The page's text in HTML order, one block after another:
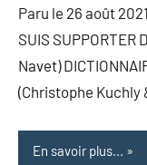
Paru le 26 août
SUIS SUPPORTER
Navet)
(Christophe
En savoir plus...